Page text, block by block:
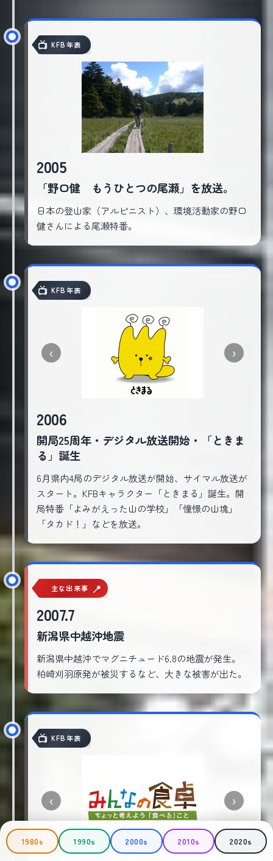
1980s 1990s 2000s 2010s 2020s
KFB年表
2005
「野口健 もうひとつの尾瀬」を放送。
日本の登山家（アルピニスト）、環境活動家の野口
健さんによる尾瀬特番。
KFB年表
‹ ›
2006
開局25周年・デジタル放送開始・「ときま
る」誕生
6月県内4局のデジタル放送が開始、サイマル放送が
スタート。KFBキャラクター「ときまる」誕生。開
局特番「よみがえった山の学校」「憧憬の山塊」
「タカド！」などを放送。
主な出来事
2007.7
新潟県中越沖地震
新潟県中越沖でマグニチュード6.8の地震が発生。
柏崎刈羽原発が被災するなど、大きな被害が出た。
KFB年表
‹ ›